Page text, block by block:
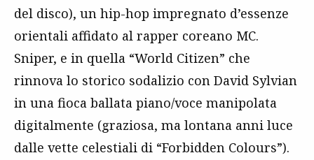
del disco), un hip-hop impregnato d’essenze
orientali affidato al rapper coreano MC.
Sniper, e in quella “World Citizen” che
rinnova lo storico sodalizio con David Sylvian
in una fioca ballata piano/voce manipolata
digitalmente (graziosa, ma lontana anni luce
dalle vette celestiali di “Forbidden Colours”).